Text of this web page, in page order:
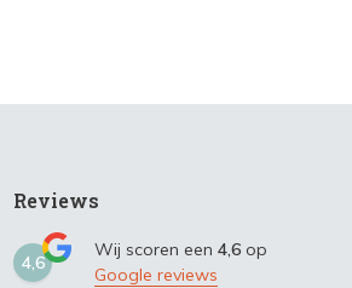
Reviews
4,6
Wij scoren een 4,6 op
Google reviews